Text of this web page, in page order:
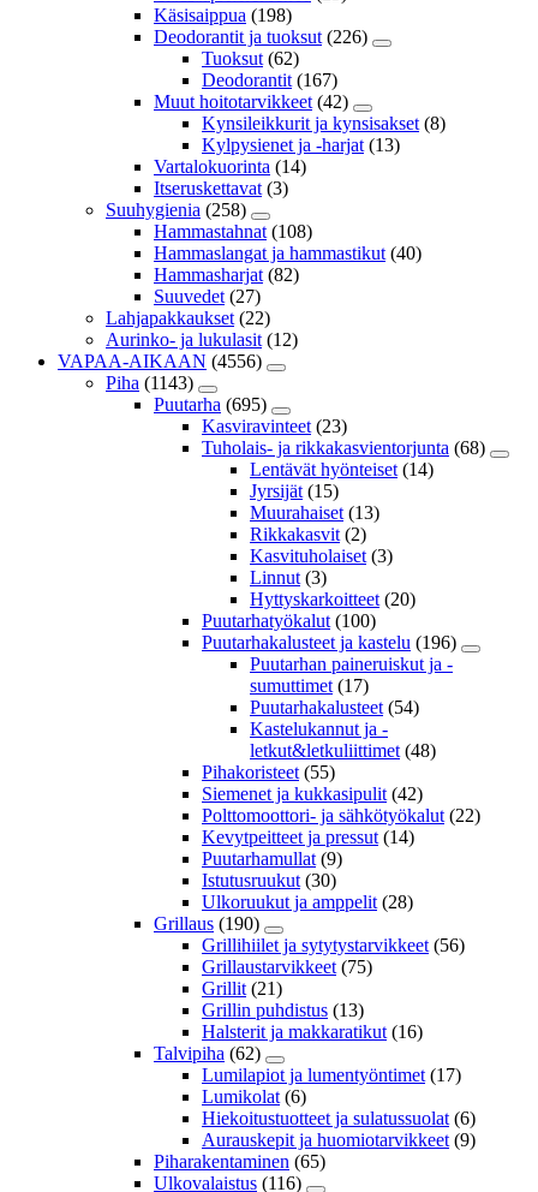
Käsisaippua (198)
Deodorantit ja tuoksut (226)
Tuoksut (62)
Deodorantit (167)
Muut hoitotarvikkeet (42)
Kynsileikkurit ja kynsisakset (8)
Kylpysienet ja -harjat (13)
Vartalokuorinta (14)
Itseruskettavat (3)
Suuhygienia (258)
Hammastahnat (108)
Hammaslangat ja hammastikut (40)
Hammasharjat (82)
Suuvedet (27)
Lahjapakkaukset (22)
Aurinko- ja lukulasit (12)
VAPAA-AIKAAN (4556)
Piha (1143)
Puutarha (695)
Kasviravinteet (23)
Tuholais- ja rikkakasvientorjunta (68)
Lentävät hyönteiset (14)
Jyrsijät (15)
Muurahaiset (13)
Rikkakasvit (2)
Kasvituholaiset (3)
Linnut (3)
Hyttyskarkoitteet (20)
Puutarhatyökalut (100)
Puutarhakalusteet ja kastelu (196)
Puutarhan paineruiskut ja -
sumuttimet (17)
Puutarhakalusteet (54)
Kastelukannut ja -
letkut&letkuliittimet (48)
Pihakoristeet (55)
Siemenet ja kukkasipulit (42)
Polttomoottori- ja sähkötyökalut (22)
Kevytpeitteet ja pressut (14)
Puutarhamullat (9)
Istutusruukut (30)
Ulkoruukut ja amppelit (28)
Grillaus (190)
Grillihiilet ja sytytystarvikkeet (56)
Grillaustarvikkeet (75)
Grillit (21)
Grillin puhdistus (13)
Halsterit ja makkaratikut (16)
Talvipiha (62)
Lumilapiot ja lumentyöntimet (17)
Lumikolat (6)
Hiekoitustuotteet ja sulatussuolat (6)
Aurauskepit ja huomiotarvikkeet (9)
Piharakentaminen (65)
Ulkovalaistus (116)